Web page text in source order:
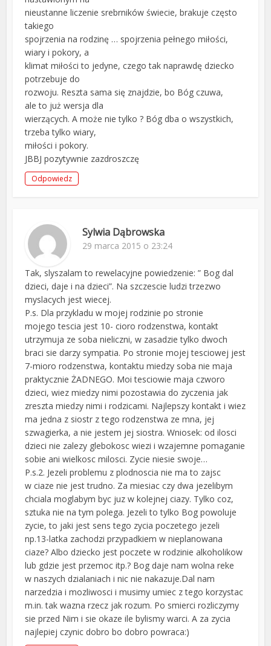
nieustanne liczenie srebrników świecie, brakuje często
takiego
spojrzenia na rodzinę … spojrzenia pełnego miłości,
wiary i pokory, a
klimat miłości to jedyne, czego tak naprawdę dziecko
potrzebuje do
rozwoju. Reszta sama się znajdzie, bo Bóg czuwa,
ale to już wersja dla
wierzących. A może nie tylko ? Bóg dba o wszystkich,
trzeba tylko wiary,
miłości i pokory.
JBBJ pozytywnie zazdroszczę
Odpowiedz
Sylwia Dąbrowska
29 marca 2015 o 23:24
Tak, slyszalam to rewelacyjne powiedzenie: ” Bog dal
dzieci, daje i na dzieci”. Na szczescie ludzi trzezwo
myslacych jest wiecej.
P.s. Dla przykladu w mojej rodzinie po stronie
mojego tescia jest 10- cioro rodzenstwa, kontakt
utrzymuja ze soba nieliczni, w zasadzie tylko dwoch
braci sie darzy sympatia. Po stronie mojej tesciowej jest
7-mioro rodzenstwa, kontaktu miedzy soba nie maja
praktycznie ŻADNEGO. Moi tesciowie maja czworo
dzieci, wiez miedzy nimi pozostawia do zyczenia jak
zreszta miedzy nimi i rodzicami. Najlepszy kontakt i wiez
ma jedna z siostr z tego rodzenstwa ze mna, jej
szwagierka, a nie jestem jej siostra. Wniosek: od ilosci
dzieci nie zalezy glebokosc wiezi i wzajemne pomaganie
sobie ani wielkosc milosci. Zycie niesie swoje…
P.s.2. Jezeli problemu z plodnoscia nie ma to zajsc
w ciaze nie jest trudno. Za miesiac czy dwa jezelibym
chciala moglabym byc juz w kolejnej ciazy. Tylko coz,
sztuka nie na tym polega. Jezeli to tylko Bog powoluje
zycie, to jaki jest sens tego zycia poczetego jezeli
np.13-latka zachodzi przypadkiem w nieplanowana
ciaze? Albo dziecko jest poczete w rodzinie alkoholikow
lub gdzie jest przemoc itp.? Bog daje nam wolna reke
w naszych dzialaniach i nic nie nakazuje.Dal nam
narzedzia i mozliwosci i musimy umiec z tego korzystac
m.in. tak wazna rzecz jak rozum. Po smierci rozliczymy
sie przed Nim i sie okaze ile bylismy warci. A za zycia
najlepiej czynic dobro bo dobro powraca:)